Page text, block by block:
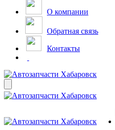
О компании
Обратная связь
Контакты